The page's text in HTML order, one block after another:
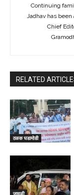
Continuing
Jadhav has
Chief
RELATED
ठळक घडामोडी